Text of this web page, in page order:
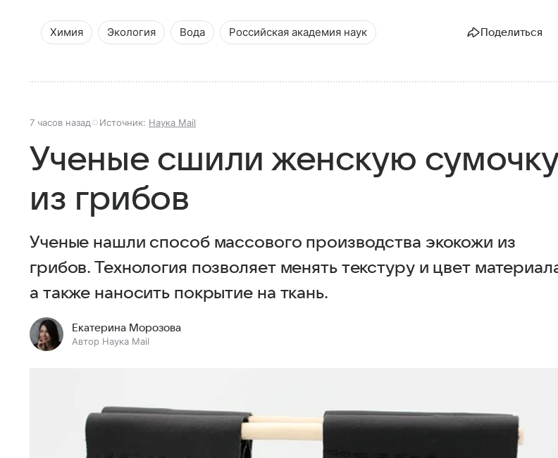
Химия Экология Вода Российская академия наук Поделиться
7 часов назад Источник: Наука Mail
Ученые сшили женскую
из грибов
Ученые нашли способ массового производства экокожи из
грибов. Технология позволяет менять текстуру и цвет
а также наносить покрытие на ткань.
Екатерина Морозова
Автор Наука Mail